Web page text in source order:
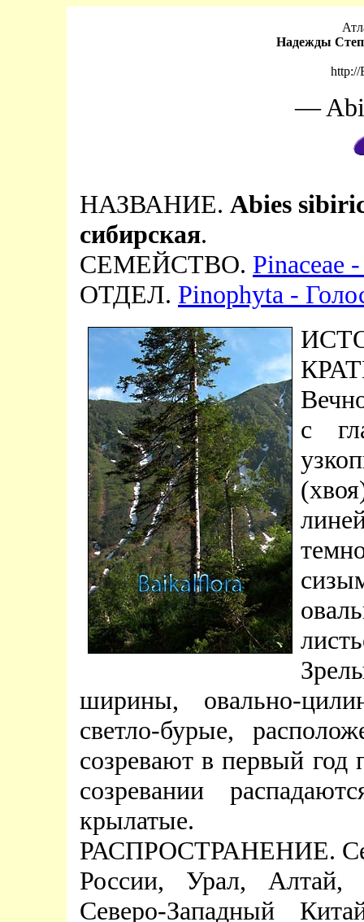
Надежды
http://
—
НАЗВАНИЕ. Abies
сибирская.
СЕМЕЙСТВО. Pinaceae
ОТДЕЛ. Pinophyta -
с
ширины, овально-
светло-бурые,
созревают в первый
созревании
крылатые.
РАСПРОСТРАНЕНИЕ.
России, Урал, Алтай,
Северо-Западный